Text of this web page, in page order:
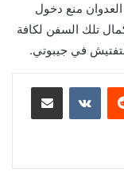
منع دخول
تلك السفن لكافة
في جيبوتي.